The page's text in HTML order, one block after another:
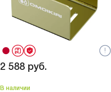
2 588 руб.
В наличии